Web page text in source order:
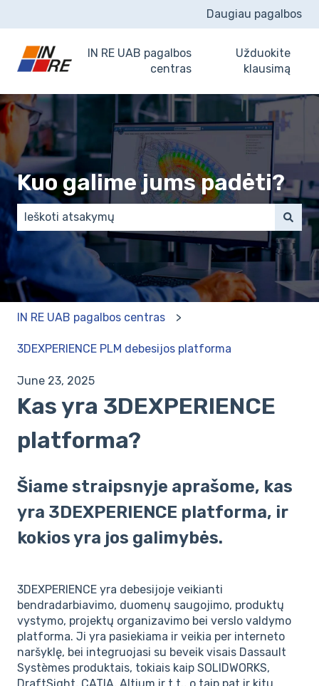
Daugiau pagalbos
IN RE UAB pagalbos
centras
Užduokite
klausimą
Kuo galime jums padėti?
There are no suggestions because the search field
IN RE UAB pagalbos centras
3DEXPERIENCE PLM debesijos platforma
June 23, 2025
Kas yra 3DEXPERIENCE
platforma?
Šiame straipsnyje aprašome, kas
yra 3DEXPERIENCE platforma, ir
kokios yra jos galimybės.
3DEXPERIENCE yra debesijoje veikianti
bendradarbiavimo, duomenų saugojimo, produktų
vystymo, projektų organizavimo bei verslo valdymo
platforma. Ji yra pasiekiama ir veikia per interneto
naršyklę, bei integruojasi su beveik visais Dassault
Systèmes produktais, tokiais kaip SOLIDWORKS,